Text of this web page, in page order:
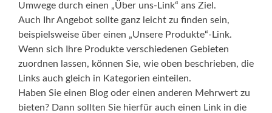
Umwege durch einen „Über uns-Link“ ans Ziel.
Auch Ihr Angebot sollte ganz leicht zu finden sein,
beispielsweise über einen „Unsere Produkte“-Link.
Wenn sich Ihre Produkte verschiedenen Gebieten
zuordnen lassen, können Sie, wie oben beschrieben, die
Links auch gleich in Kategorien einteilen.
Haben Sie einen Blog oder einen anderen Mehrwert zu
bieten? Dann sollten Sie hierfür auch einen Link in die